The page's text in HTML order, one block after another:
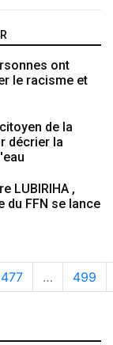
ont
le racisme et
de la
décrier la
LUBIRIHA ,
du FFN se lance
477 … 499